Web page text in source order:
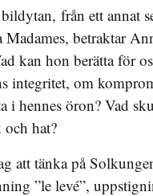
från ett annat
betraktar
kan hon berätta för
integritet, om
i hennes öron? Vad
och hat?
att tänka på
”le levé”,